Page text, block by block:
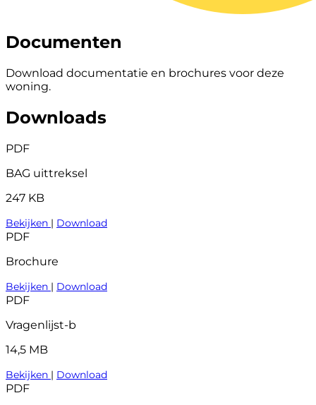
Documenten
Download documentatie en brochures voor deze
woning.
Downloads
PDF
BAG uittreksel
247 KB
Bekijken | Download
PDF
Brochure
Bekijken | Download
PDF
Vragenlijst-b
14,5 MB
Bekijken | Download
PDF